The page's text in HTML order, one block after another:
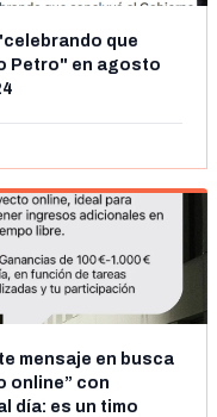
que
Petro" en agosto
mensaje en busca
online” con
día: es un timo